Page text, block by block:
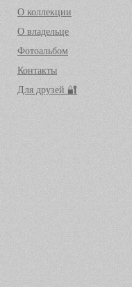
О коллекции
О владельце
Фотоальбом
Контакты
Для друзей 🔐